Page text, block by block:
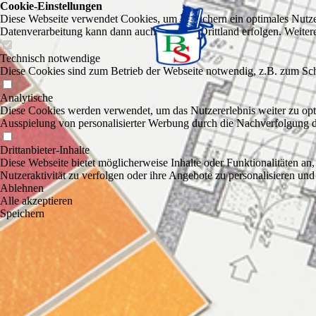
Cookie-Einstellungen
Diese Webseite verwendet Cookies, um Besuchern ein optimales
Datenverarbeitung kann dann auch in einem Drittland erfolgen.
Technisch notwendige
Diese Cookies sind zum Betrieb der Webseite notwendig, z.B. zum
Analytische
Diese Cookies werden verwendet, um das Nutzererlebnis weiter zu
Ausspielung von personalisierter Werbung durch die Nachverfolgung
Drittanbieter-Inhalte
Diese Webseite bietet möglicherweise Inhalte oder Funktionalitäten
Nutzeraktivität zu verfolgen oder ihre Angebote zu personalisieren
Ablehnen
Alle akzeptieren
Speichern